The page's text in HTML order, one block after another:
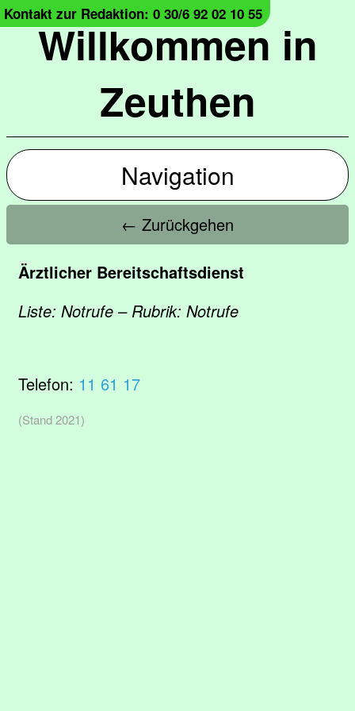
Willkommen in
Zeuthen
Kontakt zur Redaktion: 0 30/6 92 02 10 55
Navigation
← Zurückgehen
Ärztlicher Bereitschaftsdienst
Liste: Notrufe – Rubrik: Notrufe
Telefon: 11 61 17
(Stand 2021)